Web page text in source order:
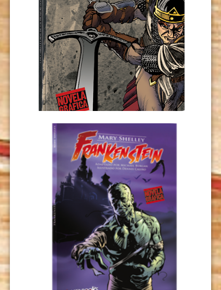
EL REY ARTURO Y LOS CABALLEROS
DE LA MESA REDONDA
USD9,00
LEER MÁS
FRANKENSTEIN
USD9,00
AÑADIR AL CARRITO